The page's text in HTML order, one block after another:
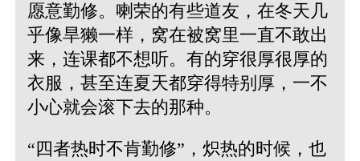
愿意勤修。喇荣的有些道友，在冬天几
乎像旱獭一样，窝在被窝里一直不敢出
来，连课都不想听。有的穿很厚很厚的
衣服，甚至连夏天都穿得特别厚，一不
小心就会滚下去的那种。
“四者热时不肯勤修”，炽热的时候，也